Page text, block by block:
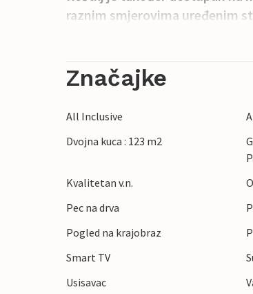
raznim smjerovima uređenim
Značajke
All Inclusive
Dvojna kuca : 123 m2
Kvalitetan v.n.
Pec na drva
Pogled na krajobraz
Smart TV
Usisavac